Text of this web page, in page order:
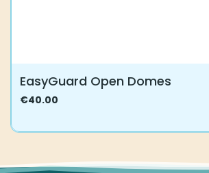
EasyGuard Open Domes
€40.00
tuotteella
useampi